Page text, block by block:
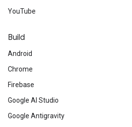
YouTube
Build
Android
Chrome
Firebase
Google AI Studio
Google Antigravity